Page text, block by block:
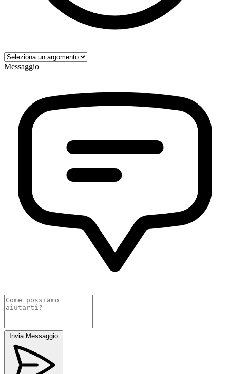
Messaggio
Invia Messaggio